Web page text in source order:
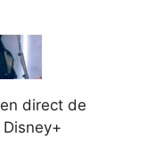
direct de